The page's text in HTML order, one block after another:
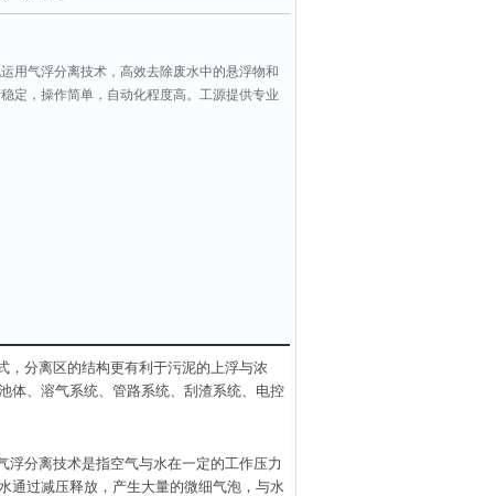
用气浮分离技术，高效去除废水中的悬浮物和
定，操作简单，自动化程度高。工源提供专业
，分离区的结构更有利于污泥的上浮与浓
体、溶气系统、管路系统、刮渣系统、电控
分离技术是指空气与水在一定的工作压力
通过减压释放，产生大量的微细气泡，与水